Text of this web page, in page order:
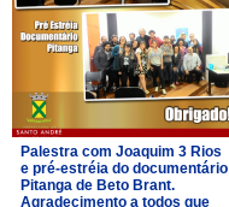
Palestra com Joaquim 3 Rios
e pré-estréia do documentário
Pitanga de Beto Brant.
Agradecimento a todos que